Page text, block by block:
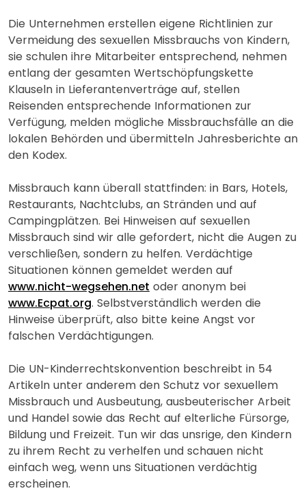
Die Unternehmen erstellen eigene Richtlinien zur
Vermeidung des sexuellen Missbrauchs von Kindern,
sie schulen ihre Mitarbeiter entsprechend, nehmen
entlang der gesamten Wertschöpfungskette
Klauseln in Lieferantenverträge auf, stellen
Reisenden entsprechende Informationen zur
Verfügung, melden mögliche Missbrauchsfälle an die
lokalen Behörden und übermitteln Jahresberichte an
den Kodex.
Missbrauch kann überall stattfinden: in Bars, Hotels,
Restaurants, Nachtclubs, an Stränden und auf
Campingplätzen. Bei Hinweisen auf sexuellen
Missbrauch sind wir alle gefordert, nicht die Augen zu
verschließen, sondern zu helfen. Verdächtige
Situationen können gemeldet werden auf
www.nicht-wegsehen.net oder anonym bei
www.Ecpat.org. Selbstverständlich werden die
Hinweise überprüft, also bitte keine Angst vor
falschen Verdächtigungen.
Die UN-Kinderrechtskonvention beschreibt in 54
Artikeln unter anderem den Schutz vor sexuellem
Missbrauch und Ausbeutung, ausbeuterischer Arbeit
und Handel sowie das Recht auf elterliche Fürsorge,
Bildung und Freizeit. Tun wir das unsrige, den Kindern
zu ihrem Recht zu verhelfen und schauen nicht
einfach weg, wenn uns Situationen verdächtig
erscheinen.